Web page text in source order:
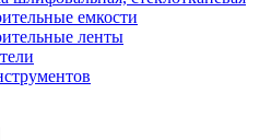
емкости
ленты